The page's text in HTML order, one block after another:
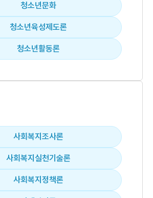
청소년문화
청소년육성제도론
청소년활동론
사회복지조사론
사회복지실천기술론
사회복지정책론